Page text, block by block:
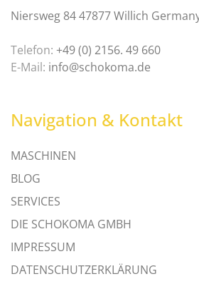
Niersweg 84 47877 Willich
Telefon: +49 (0) 2156. 49 660
E-Mail: info@schokoma.de
Navigation & Kontakt
MASCHINEN
BLOG
SERVICES
DIE SCHOKOMA GMBH
IMPRESSUM
DATENSCHUTZERKLÄRUNG